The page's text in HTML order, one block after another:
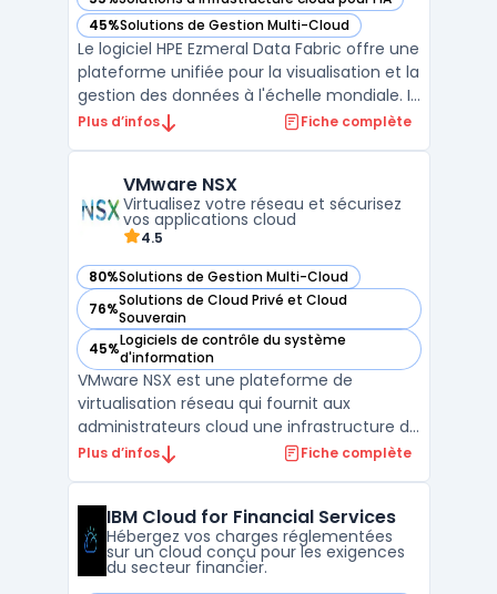
— voir HPE Ezmeral Data Fabric dans cette catégorie
45%Solutions de Gestion Multi-Cloud
— voir HPE Ezmeral Data Fabric dans cette catégorie
Le logiciel HPE Ezmeral Data Fabric offre une
plateforme unifiée pour la visualisation et la
gestion des données à l'échelle mondiale. Il
permet aux entreprises d'avoir une vue
physique. Cette fonctionnalité est
essentielle pour max ...
Plus d’infos Fiche complète
VMware NSX
Virtualisez votre réseau et sécurisez
vos applications cloud
4.5
80%Solutions de Gestion Multi-Cloud
— voir VMware NSX dans cette catégorie
76%Solutions de Cloud Privé et Cloud
Souverain
— voir VMware NSX dans cette catégorie
45%Logiciels de contrôle du système
d'information
— voir VMware NSX dans cette catégorie
VMware NSX est une plateforme de
virtualisation réseau qui fournit aux
administrateurs cloud une infrastructure de
gestion centralisée pour le déploiement de
Foundation offre aux équipes IT la
possibilité de gérer la micro-s ...
Plus d’infos Fiche complète
IBM Cloud for Financial Services
Hébergez vos charges réglementées
sur un cloud conçu pour les exigences
du secteur financier.